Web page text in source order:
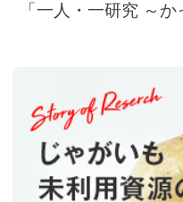
「一人・一研究 ～